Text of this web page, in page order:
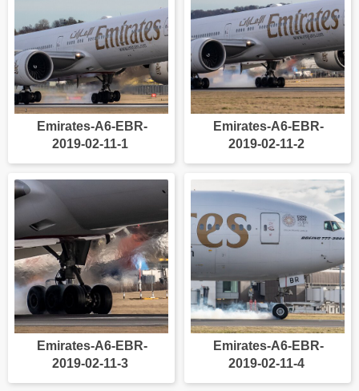
Emirates-A6-EBR-
2019-02-11-1
Emirates-A6-EBR-
2019-02-11-2
Emirates-A6-EBR-
2019-02-11-3
Emirates-A6-EBR-
2019-02-11-4